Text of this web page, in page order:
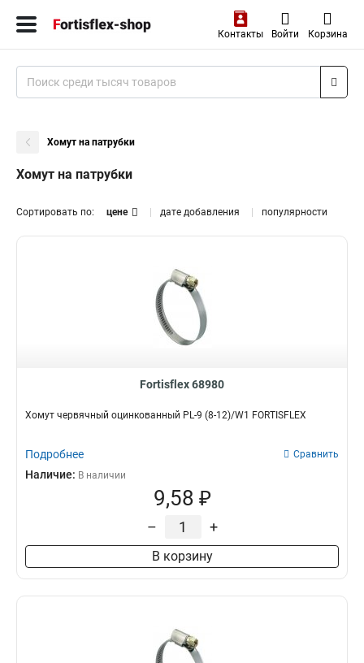
Контакты Войти Корзина
Хомут на патрубки
Хомут на патрубки
Сортировать по: цене дате добавления популярности
Fortisflex 68980
Хомут червячный оцинкованный PL-9 (8-12)/W1 FORTISFLEX
Подробнее Сравнить
Наличие: В наличии
9,58 ₽
– +
В корзину